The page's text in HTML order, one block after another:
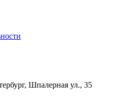
Шпалерная ул., 35